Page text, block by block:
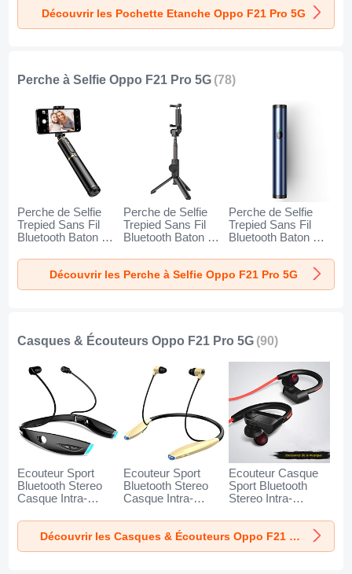
Découvrir les Pochette Etanche Oppo F21 Pro 5G
Perche à Selfie Oppo F21 Pro 5G (78)
Perche de Selfie
Trepied Sans Fil
Bluetooth Baton de
Poche Universel
T34 pour Oppo F21
Pro 5G Or et Noir
Perche de Selfie
Trepied Sans Fil
Bluetooth Baton de
Poche Universel
T32 pour Oppo F21
Pro 5G Noir
Perche de Selfie
Trepied Sans Fil
Bluetooth Baton de
Poche Universel
T31 pour Oppo F21
Pro 5G Bleu
Découvrir les Perche à Selfie Oppo F21 Pro 5G
Casques & Écouteurs Oppo F21 Pro 5G (90)
Ecouteur Sport
Bluetooth Stereo
Casque Intra-
Oreillette H52 pour
Oppo F21 Pro 5G
Noir
Ecouteur Sport
Bluetooth Stereo
Casque Intra-
Oreillette H51 pour
Oppo F21 Pro 5G
Or
Ecouteur Casque
Sport Bluetooth
Stereo Intra-
Oreillette H53 pour
Oppo F21 Pro 5G
Noir
Découvrir les Casques & Écouteurs Oppo F21 Pro 5G